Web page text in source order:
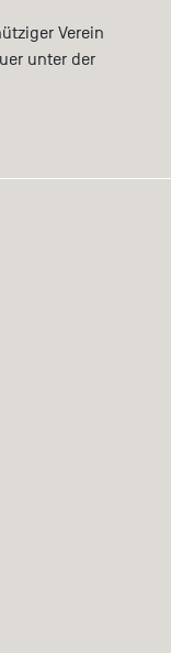
Verein
unter der